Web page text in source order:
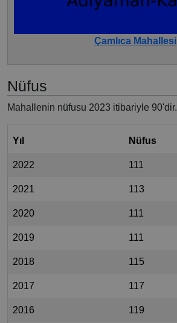
Çamlıca Mahallesi
Nüfus
Mahallenin nüfusu 2023 itibariyle 90'dir.
Yıl Nüfus
2022 111
2021 113
2020 111
2019 111
2018 115
2017 117
2016 119